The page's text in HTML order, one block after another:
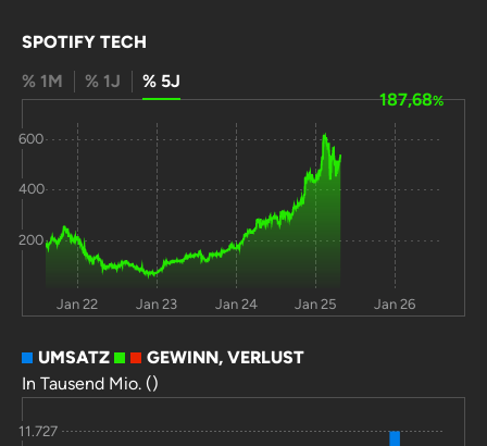
SPOTIFY TECH
% 1M
% 1J
% 5J
187,68%
200
400
600
Jan 22 Jan 23 Jan 24 Jan 25 Jan 26
UMSATZ
GEWINN, VERLUST
In Tausend Mio. ()
11.727